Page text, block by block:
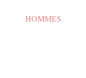
HOMMES